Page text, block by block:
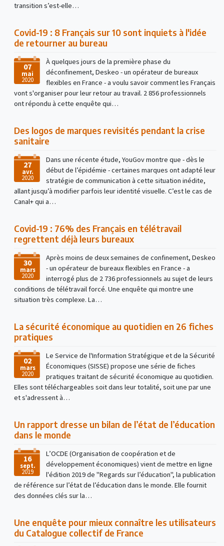
transition s’est-elle…
Covid-19 : 8 Français sur 10 sont inquiets à l'idée
de retourner au bureau
07
mai
2020
À quelques jours de la première phase du
déconfinement, Deskeo - un opérateur de bureaux
flexibles en France - a voulu savoir comment les Français
vont s'organiser pour leur retour au travail. 2 856 professionnels
ont répondu à cette enquête qui…
Des logos de marques revisités pendant la crise
sanitaire
27
avr.
2020
Dans une récente étude, YouGov montre que - dès le
début de l’épidémie - certaines marques ont adapté leur
stratégie de communication à cette situation inédite,
allant jusqu’à modifier parfois leur identité visuelle. C’est le cas de
Canal+ qui a…
Covid-19 : 76% des Français en télétravail
regrettent déjà leurs bureaux
30
mars
2020
Après moins de deux semaines de confinement, Deskeo
- un opérateur de bureaux flexibles en France - a
interrogé plus de 2 736 professionnels au sujet de leurs
conditions de télétravail forcé. Une enquête qui montre une
situation très complexe. La…
La sécurité économique au quotidien en 26 fiches
pratiques
02
mars
2020
Le Service de l'Information Stratégique et de la Sécurité
Économiques (SISSE) propose une série de fiches
pratiques traitant de sécurité économique au quotidien.
Elles sont téléchargeables soit dans leur totalité, soit une par une
et s'adressent à…
Un rapport dresse un bilan de l’état de l’éducation
dans le monde
16
sept.
2019
L’OCDE (Organisation de coopération et de
développement économiques) vient de mettre en ligne
l'édition 2019 de "Regards sur l’éducation", la publication
de référence sur l’état de l’éducation dans le monde. Elle fournit
des données clés sur la…
Une enquête pour mieux connaître les utilisateurs
du Catalogue collectif de France